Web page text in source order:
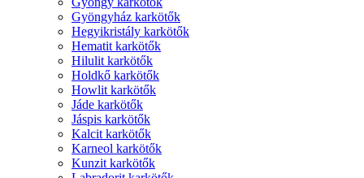
Gyöngyház karkötők
Hegyikristály karkötők
Hematit karkötők
Hilulit karkötők
Holdkő karkötők
Howlit karkötők
Jáde karkötők
Jáspis karkötők
Kalcit karkötők
Karneol karkötők
Kunzit karkötők